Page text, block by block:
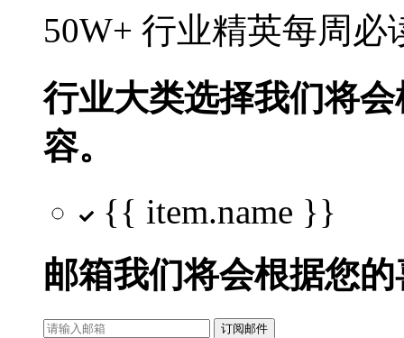
50W+ 行业精英每周
行业大类选择我们将
容。
{{ item.name }}
邮箱我们将会根据您
订阅邮件